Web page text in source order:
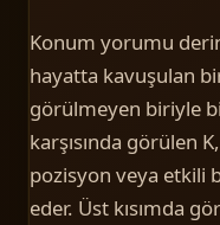
Konum yorumu
hayatta kavuşulan
görülmeyen biriyle
karşısında görülen
pozisyon veya etkili
eder. Üst kısımda